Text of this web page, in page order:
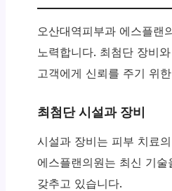
오산대역피부과 에스플랜
노력합니다. 최첨단 장비
고객에게 신뢰를 주기 위
최첨단 시설과 장비
시설과 장비는 피부 치료
에스플랜의원는 최신 기
갖추고 있습니다.